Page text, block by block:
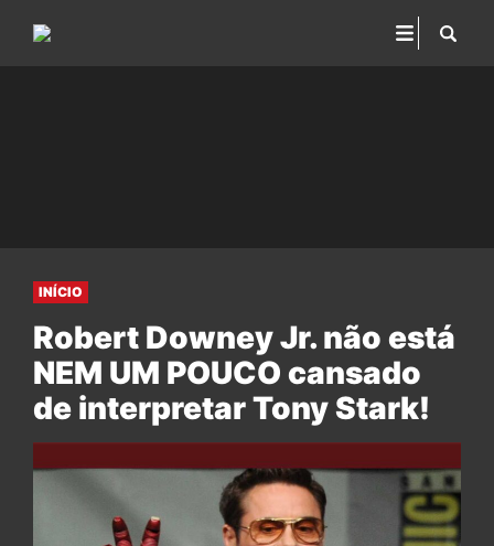
INÍCIO
Robert Downey Jr. não está
NEM UM POUCO cansado
de interpretar Tony Stark!